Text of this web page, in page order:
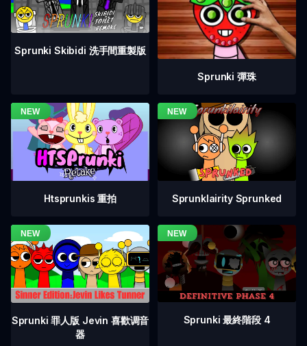
Sprunki Skibidi 洗手間重製版
Sprunki 彈珠
Htsprunkis 重拍 Sprunklairity Sprunked
Sprunki 罪人版 Jevin 喜歡调音
器
Sprunki 最終階段 4